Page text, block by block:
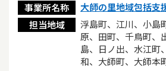
事業所名称
大師の里地域包括支
担当地域
浮島町、江川、小島
原、田町、千鳥町、
島、日ノ出、水江町
和、大師町、大師本